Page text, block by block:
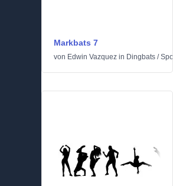
Markbats 7
von Edwin Vazquez in Dingbats /